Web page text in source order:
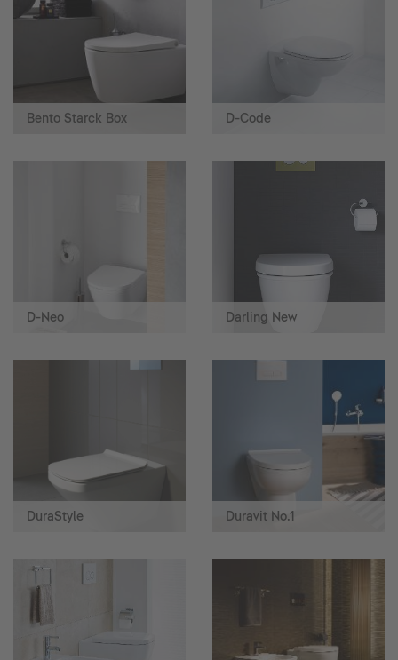
Bento Starck Box D-Code
D-Neo Darling New
DuraStyle Duravit No.1